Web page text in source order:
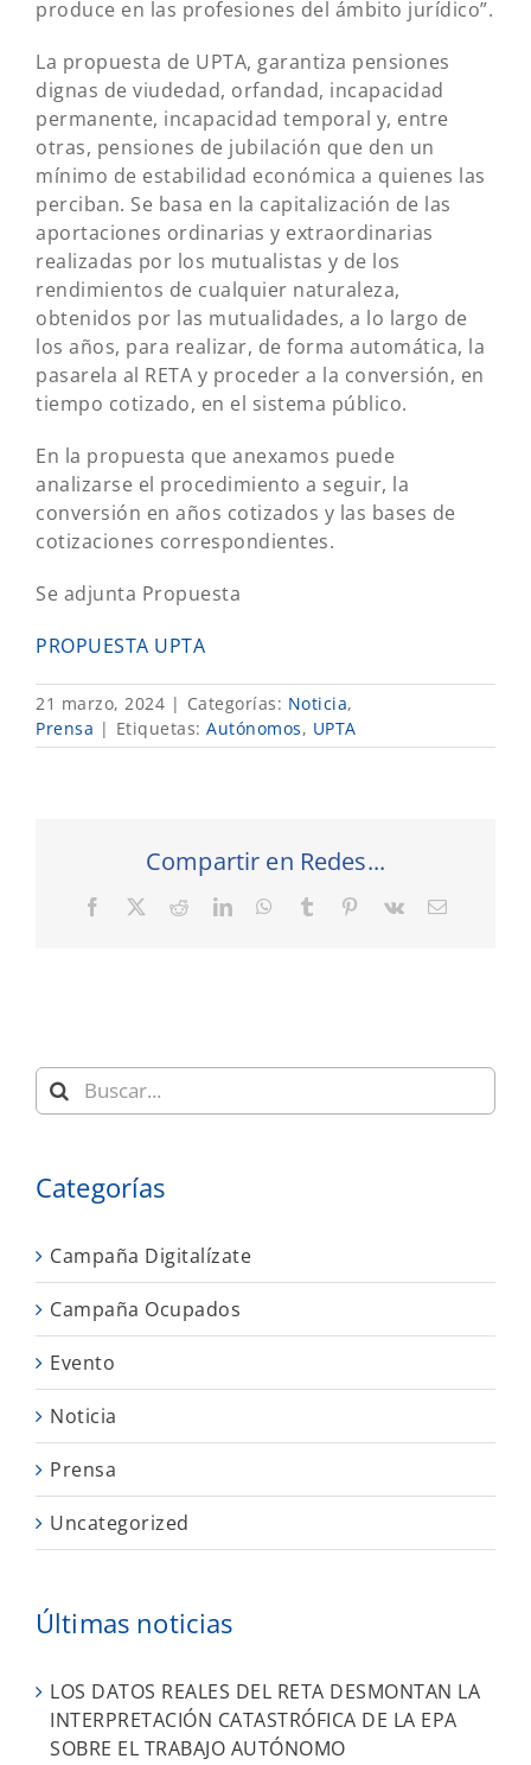
produce en las profesiones del ámbito jurídico”.
La propuesta de UPTA, garantiza pensiones
dignas de viudedad, orfandad, incapacidad
permanente, incapacidad temporal y, entre
otras, pensiones de jubilación que den un
mínimo de estabilidad económica a quienes las
perciban. Se basa en la capitalización de las
aportaciones ordinarias y extraordinarias
realizadas por los mutualistas y de los
rendimientos de cualquier naturaleza,
obtenidos por las mutualidades, a lo largo de
los años, para realizar, de forma automática, la
pasarela al RETA y proceder a la conversión, en
tiempo cotizado, en el sistema público.
En la propuesta que anexamos puede
analizarse el procedimiento a seguir, la
conversión en años cotizados y las bases de
cotizaciones correspondientes.
Se adjunta Propuesta
PROPUESTA UPTA
21 marzo, 2024 | Categorías: Noticia,
Prensa | Etiquetas: Autónomos, UPTA
Compartir en Redes...
Facebook RedditLinkedInWhatsApp
Tumblr Pinterest
Vk
Correo
Buscar:
Categorías
Campaña Digitalízate
Campaña Ocupados
Evento
Noticia
Prensa
Uncategorized
Últimas noticias
LOS DATOS REALES DEL RETA DESMONTAN LA
INTERPRETACIÓN CATASTRÓFICA DE LA EPA
SOBRE EL TRABAJO AUTÓNOMO